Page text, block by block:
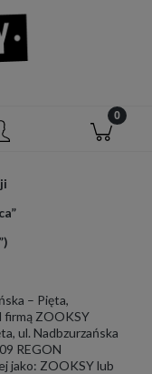
– Pięta,
firmą ZOOKSY
ul. Nadbzurzańska
REGON
jako: ZOOKSY lub